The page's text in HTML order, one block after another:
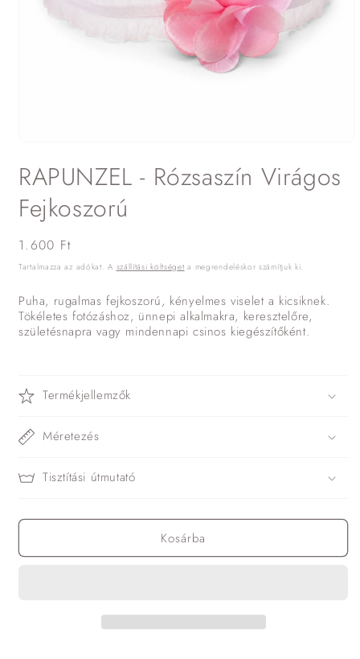
megnyitása
a
modális
párbeszédpanelen
RAPUNZEL - Rózsaszín Virágos
Fejkoszorú
Normál
ár
1.600 Ft
Tartalmazza az adókat. A szállítási költséget a megrendeléskor számítjuk ki.
Puha, rugalmas fejkoszorú, kényelmes viselet a kicsiknek.
Tökéletes fotózáshoz, ünnepi alkalmakra, keresztelőre,
születésnapra vagy mindennapi csinos kiegészítőként.
Termékjellemzők
Méretezés
Tisztítási útmutató
Kosárba